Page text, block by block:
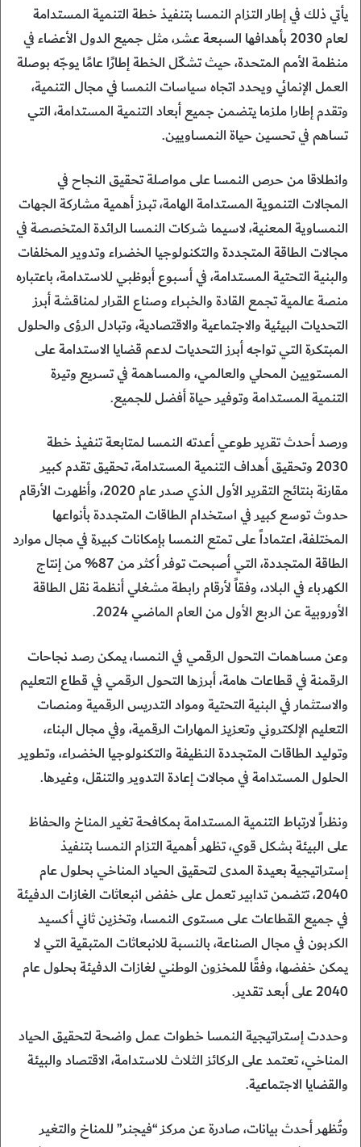
يأتي ذلك في إطار التزام النمسا بتنفيذ خطة التنمية المستدامة
لعام 2030 بأهدافها السبعة عشر، مثل جميع الدول الأعضاء في
منظمة الأمم المتحدة، حيث تشكّل الخطة إطارًا عامًا يوجّه بوصلة
العمل الإنمائي ويحدد اتجاه سياسات النمسا في مجال التنمية،
وتقدم إطارا ملزما يتضمن جميع أبعاد التنمية المستدامة، التي
تساهم في تحسين حياة النمساويين.
وانطلاقا من حرص النمسا على مواصلة تحقيق النجاح في
المجالات التنموية المستدامة الهامة، تبرز أهمية مشاركة الجهات
النمساوية المعنية، لاسيما شركات النمسا الرائدة المتخصصة في
مجالات الطاقة المتجددة والتكنولوجيا الخضراء وتدوير المخلفات
والبنية التحتية المستدامة، في أسبوع أبوظبي للاستدامة، باعتباره
منصة عالمية تجمع القادة والخبراء وصناع القرار لمناقشة أبرز
التحديات البيئية والاجتماعية والاقتصادية، وتبادل الرؤى والحلول
المبتكرة التي تواجه أبرز التحديات لدعم قضايا الاستدامة على
المستويين المحلي والعالمي، والمساهمة في تسريع وتيرة
التنمية المستدامة وتوفير حياة أفضل للجميع.
ورصد أحدث تقرير طوعي أعدته النمسا لمتابعة تنفيذ خطة
2030 وتحقيق أهداف التنمية المستدامة، تحقيق تقدم كبير
مقارنة بنتائج التقرير الأول الذي صدر عام 2020، وأظهرت الأرقام
حدوث توسع كبير في استخدام الطاقات المتجددة بأنواعها
المختلفة، اعتماداً على تمتع النمسا بإمكانات كبيرة في مجال موارد
الطاقة المتجددة، التي أصبحت توفر أكثر من 87% من إنتاج
الكهرباء في البلاد، وفقاً لأرقام رابطة مشغلي أنظمة نقل الطاقة
الأوروبية عن الربع الأول من العام الماضي 2024.
وعن مساهمات التحول الرقمي في النمسا، يمكن رصد نجاحات
الرقمنة في قطاعات هامة، أبرزها التحول الرقمي في قطاع التعليم
والاستثمار في البنية التحتية ومواد التدريس الرقمية ومنصات
التعليم الإلكتروني وتعزيز المهارات الرقمية، وفي مجال البناء،
وتوليد الطاقات المتجددة النظيفة والتكنولوجيا الخضراء، وتطوير
الحلول المستدامة في مجالات إعادة التدوير والتنقل، وغيرها.
ونظراً لارتباط التنمية المستدامة بمكافحة تغير المناخ والحفاظ
على البيئة بشكل قوي، تظهر أهمية التزام النمسا بتنفيذ
إستراتيجية بعيدة المدى لتحقيق الحياد المناخي بحلول عام
2040، تتضمن تدابير تعمل على خفض انبعاثات الغازات الدفيئة
في جميع القطاعات على مستوى النمسا، وتخزين ثاني أكسيد
الكربون في مجال الصناعة، بالنسبة للانبعاثات المتبقية التي لا
يمكن خفضها، وفقًا للمخزون الوطني لغازات الدفيئة بحلول عام
2040 على أبعد تقدير.
وحددت إستراتيجية النمسا خطوات عمل واضحة لتحقيق الحياد
المناخي، تعتمد على الركائز الثلاث للاستدامة، الاقتصاد والبيئة
والقضايا الاجتماعية.
وتُظهر أحدث بيانات، صادرة عن مركز “فيجنر” للمناخ والتغير